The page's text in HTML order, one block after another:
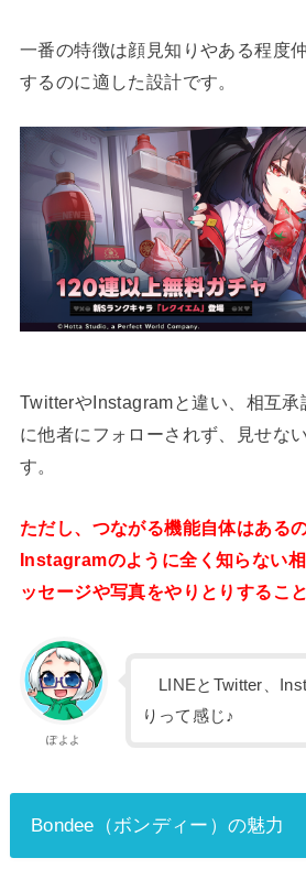
一番の特徴は顔見知りやある程度
するのに適した設計です。
TwitterやInstagramと違い、相互承
に他者にフォローされず、見せな
す。
ただし、つながる機能自体はある
Instagramのように全く知らない
ッセージや写真をやりとりするこ
ぽよよ
LINEとTwitter、
りって感じ♪
Bondee（ボンディー）の魅力